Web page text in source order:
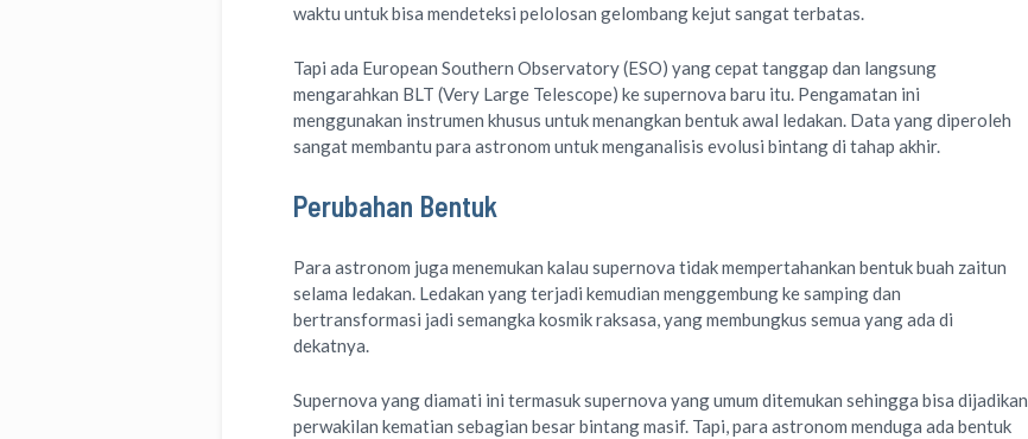
waktu untuk bisa mendeteksi pelolosan gelombang kejut sangat terbatas.
Tapi ada European Southern Observatory (ESO) yang cepat tanggap dan langsung
mengarahkan BLT (Very Large Telescope) ke supernova baru itu. Pengamatan ini
menggunakan instrumen khusus untuk menangkan bentuk awal ledakan. Data yang diperoleh
sangat membantu para astronom untuk menganalisis evolusi bintang di tahap akhir.
Perubahan Bentuk
Para astronom juga menemukan kalau supernova tidak mempertahankan bentuk buah zaitun
selama ledakan. Ledakan yang terjadi kemudian menggembung ke samping dan
bertransformasi jadi semangka kosmik raksasa, yang membungkus semua yang ada di
dekatnya.
Supernova yang diamati ini termasuk supernova yang umum ditemukan sehingga bisa dijadikan
perwakilan kematian sebagian besar bintang masif. Tapi, para astronom menduga ada bentuk